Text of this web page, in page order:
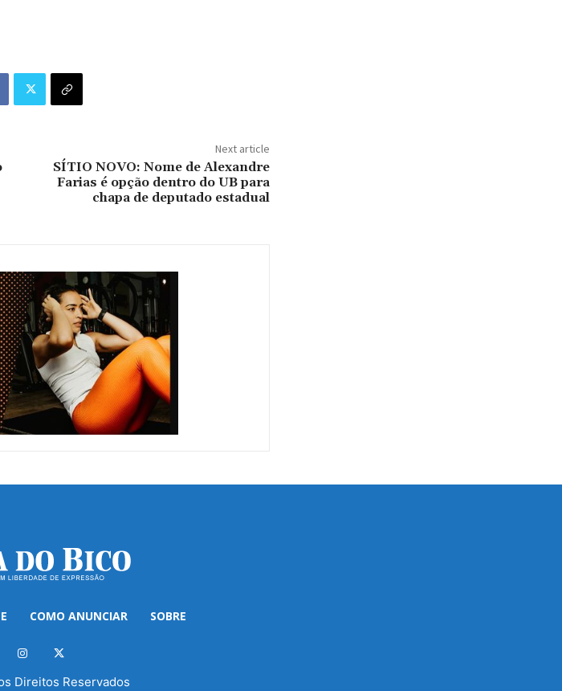
Next article
SÍTIO NOVO: Nome de Alexandre
Farias é opção dentro do UB para
chapa de deputado estadual
COMO ANUNCIAR SOBRE
Direitos Reservados